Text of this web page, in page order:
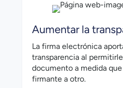
Aumentar la
La firma electrónica
transparencia al
documento a medida que
firmante a otro.